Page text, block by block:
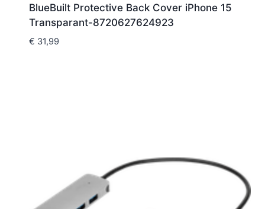
BlueBuilt Protective Back Cover iPhone 15
Transparant-8720627624923
€ 31,99